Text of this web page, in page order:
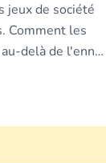
jeux de société
Comment les
delà de l'ennui